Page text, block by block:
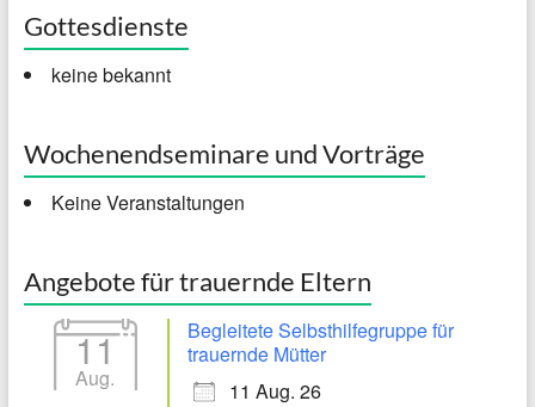
Gottesdienste
keine bekannt
Wochenendseminare und Vorträge
Keine Veranstaltungen
Angebote für trauernde Eltern
11
Aug.
Begleitete Selbsthilfegruppe für
trauernde Mütter
11 Aug. 26